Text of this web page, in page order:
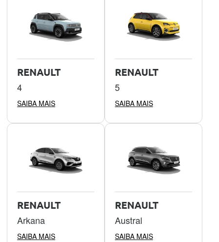
RENAULT
4
SAIBA MAIS
RENAULT
5
SAIBA MAIS
RENAULT
Arkana
SAIBA MAIS
RENAULT
Austral
SAIBA MAIS